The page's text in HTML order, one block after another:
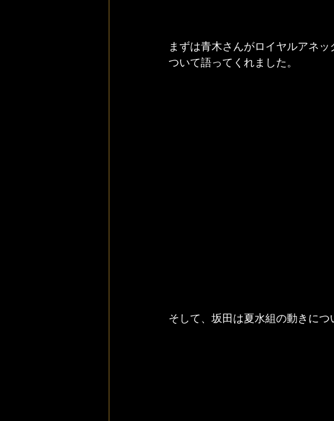
まずは青木さんがロイヤルアネ
ついて語ってくれました。
そして、坂田は夏水組の動きにつ